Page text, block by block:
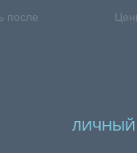
после
ЛИЧНЫЙ